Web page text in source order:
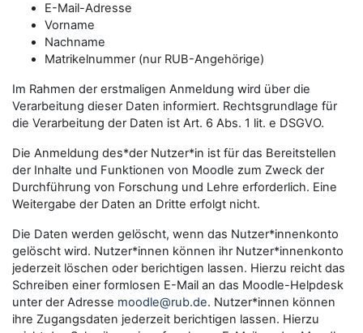
E-Mail-Adresse
Vorname
Nachname
Matrikelnummer (nur RUB-Angehörige)
Im Rahmen der erstmaligen Anmeldung wird über die
Verarbeitung dieser Daten informiert. Rechtsgrundlage für
die Verarbeitung der Daten ist Art. 6 Abs. 1 lit. e DSGVO.
Die Anmeldung des*der Nutzer*in ist für das Bereitstellen
der Inhalte und Funktionen von Moodle zum Zweck der
Durchführung von Forschung und Lehre erforderlich. Eine
Weitergabe der Daten an Dritte erfolgt nicht.
Die Daten werden gelöscht, wenn das Nutzer*innenkonto
gelöscht wird. Nutzer*innen können ihr Nutzer*innenkonto
jederzeit löschen oder berichtigen lassen. Hierzu reicht das
Schreiben einer formlosen E-Mail an das Moodle-Helpdesk
unter der Adresse moodle@rub.de. Nutzer*innen können
ihre Zugangsdaten jederzeit berichtigen lassen. Hierzu